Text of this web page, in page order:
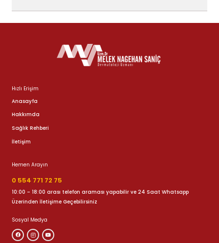
Hızlı Erişim
Anasayfa
Hakkımda
Sağlık Rehberi
İletişim
Hemen Arayın
0 554 771 72 75
10:00 – 18:00 arası telefon araması yapabilir ve 24 Saat Whatsapp
Üzerinden İletişime Geçebilirsiniz
Sosyal Medya